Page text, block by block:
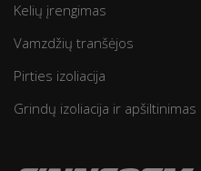
Kelių įrengimas
Vamzdžių tranšėjos
Pirties izoliacija
Grindų izoliacija ir apšiltinimas